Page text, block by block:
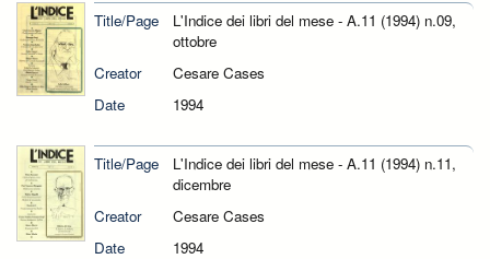
Title/Page
L'Indice dei libri del mese - A.11 (1994) n.09,
ottobre
Creator
Cesare Cases
Date
1994
Title/Page
L'Indice dei libri del mese - A.11 (1994) n.11,
dicembre
Creator
Cesare Cases
Date
1994